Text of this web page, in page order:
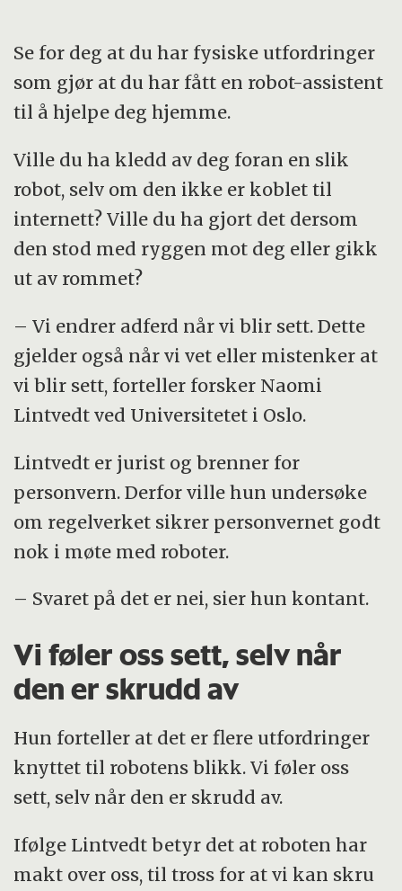
Se for deg at du har fysiske utfordringer
som gjør at du har fått en robot-assistent
til å hjelpe deg hjemme.
Ville du ha kledd av deg foran en slik
robot, selv om den ikke er koblet til
internett? Ville du ha gjort det dersom
den stod med ryggen mot deg eller gikk
ut av rommet?
– Vi endrer adferd når vi blir sett. Dette
gjelder også når vi vet eller mistenker at
vi blir sett, forteller forsker Naomi
Lintvedt ved Universitetet i Oslo.
Lintvedt er jurist og brenner for
personvern. Derfor ville hun undersøke
om regelverket sikrer personvernet godt
nok i møte med roboter.
– Svaret på det er nei, sier hun kontant.
Vi føler oss sett, selv når
den er skrudd av
Hun forteller at det er flere utfordringer
knyttet til robotens blikk. Vi føler oss
sett, selv når den er skrudd av.
Ifølge Lintvedt betyr det at roboten har
makt over oss, til tross for at vi kan skru